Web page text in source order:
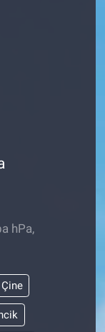
hPa,
Çine